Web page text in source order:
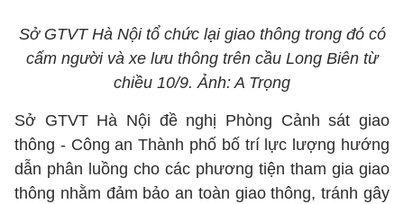
Sở GTVT Hà Nội tổ chức lại giao thông trong đó có
cấm người và xe lưu thông trên cầu Long Biên từ
chiều 10/9. Ảnh: A Trọng
Sở GTVT Hà Nội đề nghị Phòng Cảnh sát giao
thông - Công an Thành phố bố trí lực lượng hướng
dẫn phân luồng cho các phương tiện tham gia giao
thông nhằm đảm bảo an toàn giao thông, tránh gây